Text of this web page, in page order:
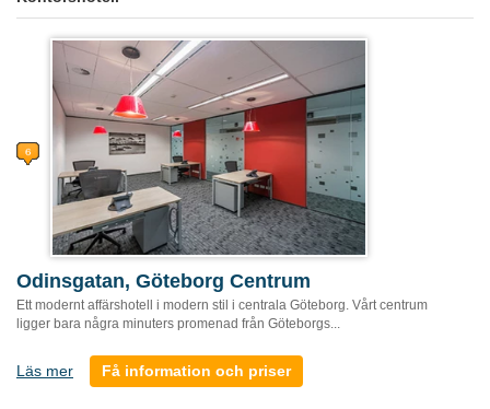
Odinsgatan, Göteborg Centrum
Ett modernt affärshotell i modern stil i centrala Göteborg. Vårt centrum
ligger bara några minuters promenad från Göteborgs...
Läs mer Få information och priser